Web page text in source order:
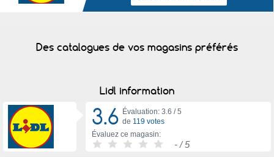
Des catalogues de vos magasins préférés
Lidl information
3.6 Évaluation: 3.6 /5
de 119 votes
Évaluez ce magasin:
- / 5